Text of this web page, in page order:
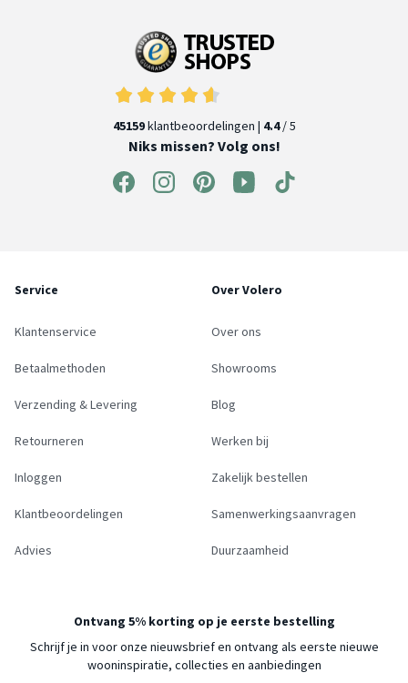
45159klantbeoordelingen | 4.4/ 5
Niks missen? Volg ons!
Service
Klantenservice
Betaalmethoden
Verzending & Levering
Retourneren
Inloggen
Klantbeoordelingen
Advies
Over Volero
Over ons
Showrooms
Blog
Werken bij
Zakelijk bestellen
Samenwerkingsaanvragen
Duurzaamheid
Ontvang 5% korting op je eerste bestelling
Schrijf je in voor onze nieuwsbrief en ontvang als eerste nieuwe
wooninspiratie, collecties en aanbiedingen